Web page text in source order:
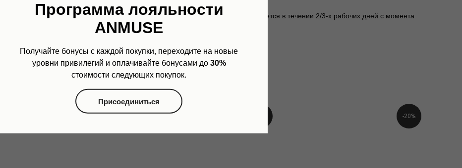
Программа лояльности
ANMUSE
Получайте бонусы с каждой покупки, переходите на новые
уровни привилегий и оплачивайте бонусами до 30%
стоимости следующих покупок.
Присоединиться
Отгрузка товара со склада осуществляется в течении 2/3-х рабочих дней с момента
оформления заказа!
-20%